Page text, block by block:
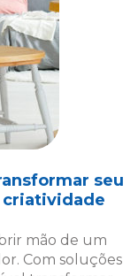
seu
mão de um
Com soluções
transformar